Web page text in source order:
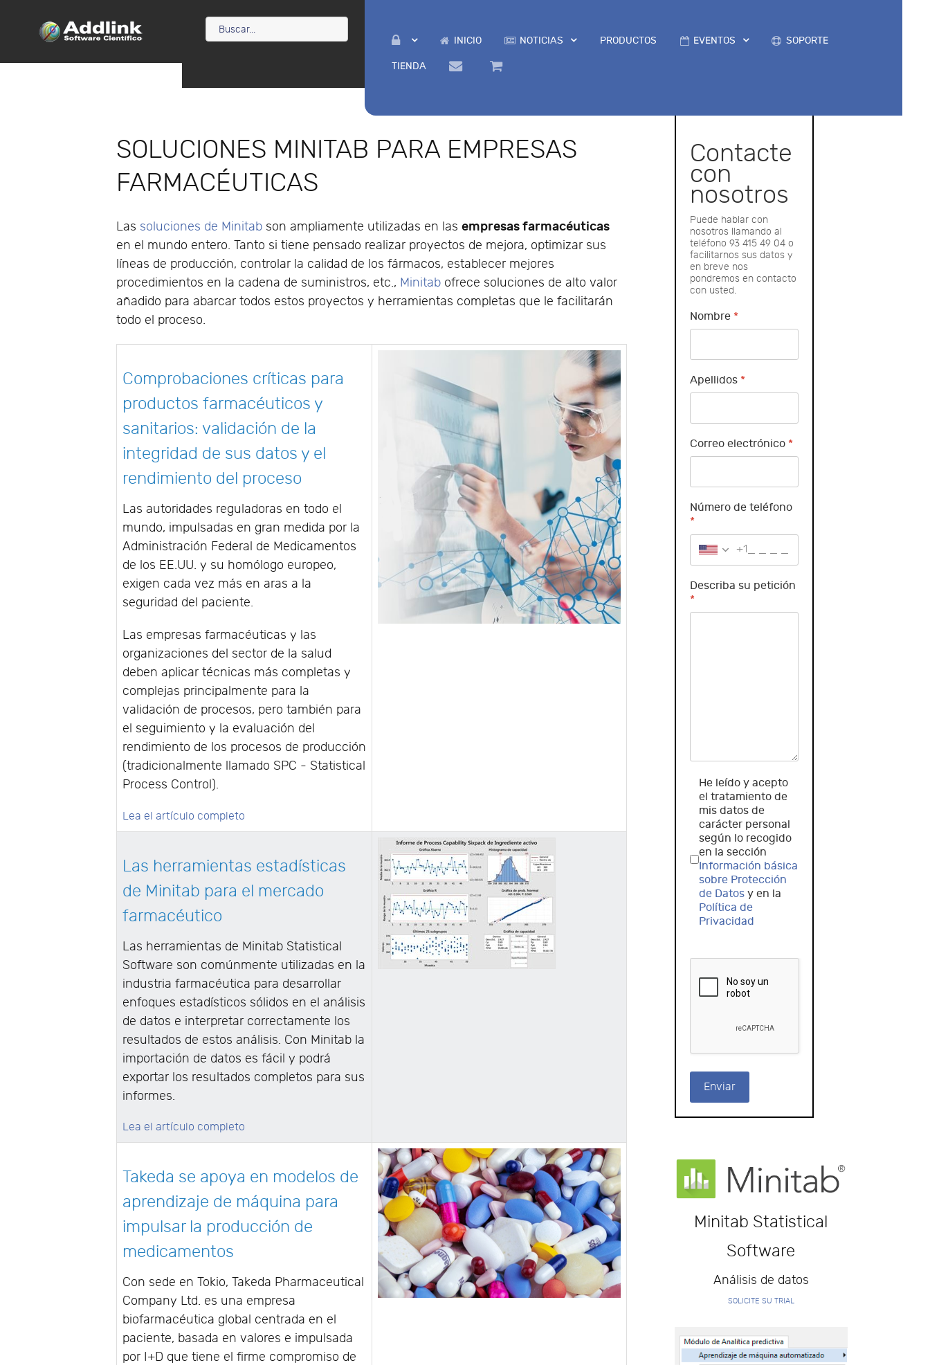
INICIO NOTICIAS PRODUCTOS EVENTOS SOPORTE
TIENDA
SOLUCIONES MINITAB PARA EMPRESAS
FARMACÉUTICAS
Las soluciones de Minitab son ampliamente utilizadas en lasempresas farmacéuticas
en el mundo entero. Tanto si tiene pensado realizar proyectos de mejora, optimizar sus
líneas de producción, controlar la calidad de los fármacos, establecer mejores
procedimientos en la cadena de suministros, etc., Minitab ofrece soluciones de alto valor
añadido para abarcar todos estos proyectos y herramientas completas que le facilitarán
todo el proceso.
Comprobaciones críticas para
productos farmacéuticos y
sanitarios: validación de la
integridad de sus datos y el
rendimiento del proceso
Las autoridades reguladoras en todo el
mundo, impulsadas en gran medida por la
Administración Federal de Medicamentos
de los EE.UU. y su homólogo europeo,
exigen cada vez más en aras a la
seguridad del paciente.
Las empresas farmacéuticas y las
organizaciones del sector de la salud
deben aplicar técnicas más completas y
complejas principalmente para la
validación de procesos, pero también para
el seguimiento y la evaluación del
rendimiento de los procesos de producción
(tradicionalmente llamado SPC - Statistical
Process Control).
Lea el artículo completo
Las herramientas estadísticas
de Minitab para el mercado
farmacéutico
Las herramientas de Minitab Statistical
Software son comúnmente utilizadas en la
industria farmacéutica para desarrollar
enfoques estadísticos sólidos en el análisis
de datos e interpretar correctamente los
resultados de estos análisis. Con Minitab la
importación de datos es fácil y podrá
exportar los resultados completos para sus
informes.
Lea el artículo completo
Takeda se apoya en modelos de
aprendizaje de máquina para
impulsar la producción de
medicamentos
Con sede en Tokio, Takeda Pharmaceutical
Company Ltd. es una empresa
biofarmacéutica global centrada en el
paciente, basada en valores e impulsada
por I+D que tiene el firme compromiso de
Contacte
con
nosotros
Puede hablar con
nosotros llamando al
teléfono 93 415 49 04 o
facilitarnos sus datos y
en breve nos
pondremos en contacto
con usted.
Nombre *
Apellidos *
Correo electrónico *
Número de teléfono
*
+1
Describa su petición
*
He leído y acepto
el tratamiento de
mis datos de
carácter personal
según lo recogido
en la sección
Información básica
sobre Protección
de Datosy en la
Política de
Privacidad
Enviar
Minitab Statistical
Software
Análisis de datos
SOLICITE SU TRIAL